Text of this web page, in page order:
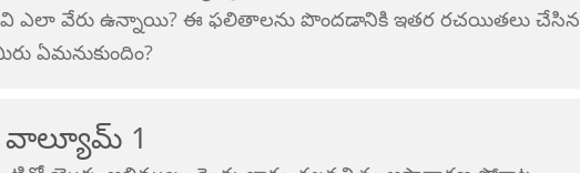
ఎలా వేరు ఉన్నాయి? ఈ ఫలితాలను పొందడానికి ఇతర రచయితలు చేసిన
ఏమనుకుందిం?
వాల్యూమ్ 1